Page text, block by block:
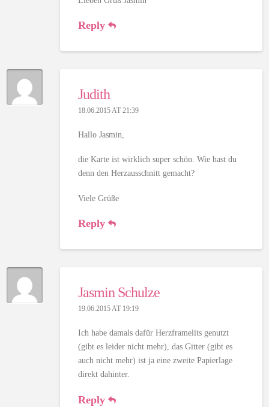
Reply
Judith
18.06.2015 AT 21:39
Hallo Jasmin,
die Karte ist wirklich super schön. Wie hast du
denn den Herzausschnitt gemacht?
Viele Grüße
Reply
Jasmin Schulze
19.06.2015 AT 19:19
Ich habe damals dafür Herzframelits genutzt
(gibt es leider nicht mehr), das Gitter (gibt es
auch nicht mehr) ist ja eine zweite Papierlage
direkt dahinter.
Reply